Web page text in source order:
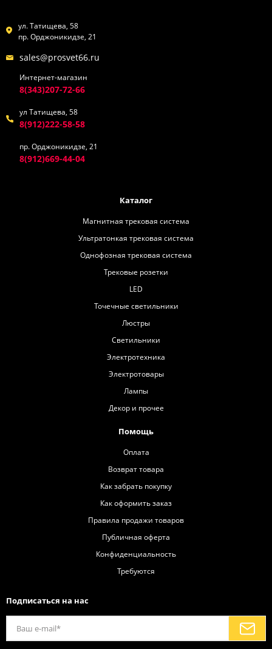
ул. Татищева, 58
пр. Орджоникидзе, 21
sales@prosvet66.ru
Интернет-магазин
8(343)207-72-66
ул Татищева, 58
8(912)222-58-58
пр. Орджоникидзе, 21
8(912)669-44-04
Каталог
Магнитная трековая система
Ультратонкая трековая система
Однофозная трековая система
Трековые розетки
LED
Точечные светильники
Люстры
Светильники
Электротехника
Электротовары
Лампы
Декор и прочее
Помощь
Оплата
Возврат товара
Как забрать покупку
Как оформить заказ
Правила продажи товаров
Публичная оферта
Конфиденциальность
Требуются
Подписаться на нас